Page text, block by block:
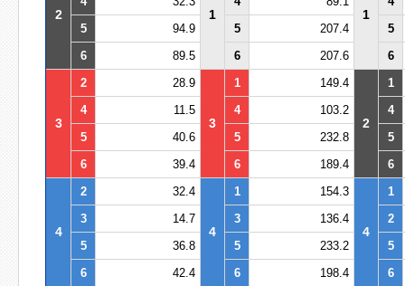
2 1 1
5
94.9 5 207.4
5
6
89.5 6 207.6 6
3
2 28.9
3
1 149.4
2
1
4
11.5 4 103.2
4
5
40.6 5 232.8
5
6
39.4 6 189.4 6
4
2 32.4
4
1 154.3
4
1
3
14.7 3 136.4
2
5
36.8 5 233.2
5
6
42.4 6 198.4 6